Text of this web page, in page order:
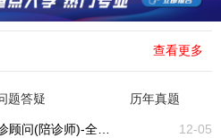
查看更多
题答疑 历年真题
12-05